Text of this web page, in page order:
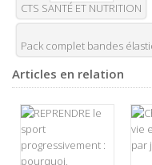
CTS SANTÉ ET NUTRITION
Pack complet bandes
Articles en relation